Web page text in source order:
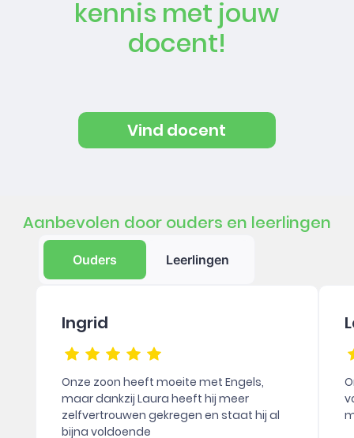
kennis met jouw
docent!
Vind docent
Aanbevolen door ouders en leerlingen
Ouders Leerlingen
Ingrid
Onze zoon heeft moeite met Engels,
maar dankzij Laura heeft hij meer
zelfvertrouwen gekregen en staat hij al
bijna voldoende